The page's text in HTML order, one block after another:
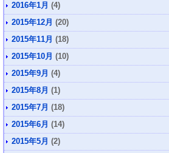
2016年1月 (4)
2015年12月 (20)
2015年11月 (18)
2015年10月 (10)
2015年9月 (4)
2015年8月 (1)
2015年7月 (18)
2015年6月 (14)
2015年5月 (2)